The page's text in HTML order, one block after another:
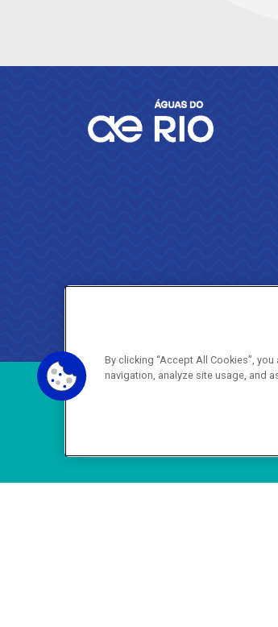
By clicking “Accept All Cookies”,
navigation, analyze site usage, and